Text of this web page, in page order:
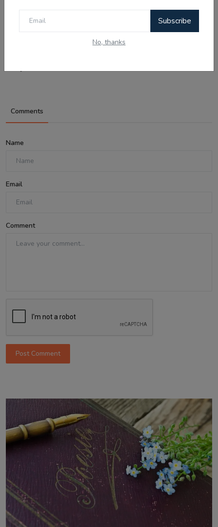
Subscribe
No, thanks
Comments
Name
Email
Comment
Post Comment